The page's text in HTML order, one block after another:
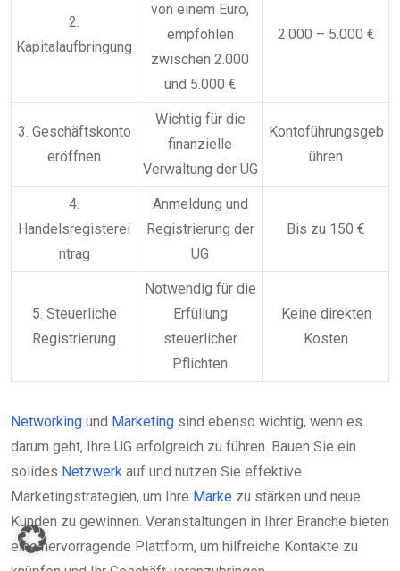
2.
Kapitalaufbringung
von einem Euro,
empfohlen
zwischen 2.000
und 5.000 €
2.000 – 5.000 €
3. Geschäftskonto
eröffnen
Wichtig für die
finanzielle
Verwaltung der UG
Kontoführungsgeb
ühren
4.
Handelsregisterei
ntrag
Anmeldung und
Registrierung der
UG
Bis zu 150 €
5. Steuerliche
Registrierung
Notwendig für die
Erfüllung
steuerlicher
Pflichten
Keine direkten
Kosten
Networking und Marketing sind ebenso wichtig, wenn es
darum geht, Ihre UG erfolgreich zu führen. Bauen Sie ein
solides Netzwerk auf und nutzen Sie effektive
Marketingstrategien, um Ihre Marke zu stärken und neue
Kunden zu gewinnen. Veranstaltungen in Ihrer Branche bieten
eine hervorragende Plattform, um hilfreiche Kontakte zu